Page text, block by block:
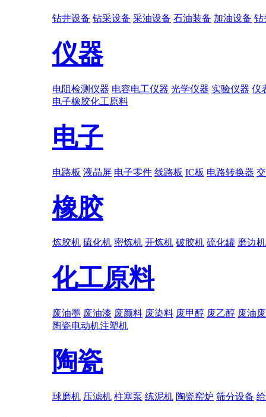
钻井设备 钻采设备 采油设备 石油装备 加油设备 钻
仪器
电阻检测仪器 电容电工仪器 光学仪器 实验仪器 仪
电子橡胶化工原料
电子
电路板 液晶屏 电子零件 线路板 IC板 电路转换器
橡胶
炼胶机 硫化机 密炼机 开炼机 破胶机 硫化罐 磨边机
化工原料
废油墨 废油漆 废颜料 废染料 废甲醇 废乙醇 废油废
陶瓷电动机注塑机
陶瓷
球磨机 压滤机 柱塞泵 练泥机 陶瓷窑炉 筛分设备